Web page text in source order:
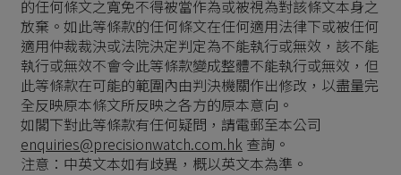
的任何條文之寬免不得被當作為或被視為對該條文本身之
放棄。如此等條款的任何條文在任何適用法律下或被任何
適用仲裁裁決或法院決定判定為不能執行或無效，該不能
執行或無效不會令此等條款變成整體不能執行或無效，但
此等條款在可能的範圍內由判決機關作出修改，以盡量完
全反映原本條文所反映之各方的原本意向。
如閣下對此等條款有任何疑問，請電郵至本公司
enquiries@precisionwatch.com.hk 查詢。
注意：中英文本如有歧異，概以英文本為準。